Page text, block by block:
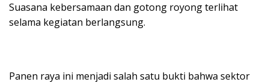
Suasana kebersamaan dan gotong royong terlihat
selama kegiatan berlangsung.
Panen raya ini menjadi salah satu bukti bahwa sektor